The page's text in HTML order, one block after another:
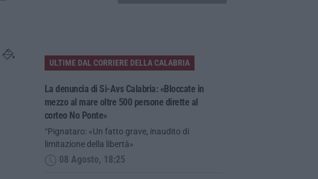
ULTIME DAL CORRIERE DELLA CALABRIA
La denuncia di Si-Avs Calabria: «Bloccate in
mezzo al mare oltre 500 persone dirette al
corteo No Ponte»
“Pignataro: «Un fatto grave, inaudito di
limitazione della libertà»
08 Agosto, 18:25